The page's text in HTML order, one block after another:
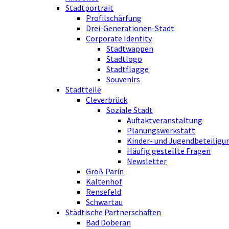
Stadtportrait
Profilschärfung
Drei-Generationen-Stadt
Corporate Identity
Stadtwappen
Stadtlogo
Stadtflagge
Souvenirs
Stadtteile
Cleverbrück
Soziale Stadt
Auftaktveranstaltung
Planungswerkstatt
Kinder- und
Häufig gestellte Fragen
Newsletter
Groß Parin
Kaltenhof
Rensefeld
Schwartau
Städtische Partnerschaften
Bad Doberan